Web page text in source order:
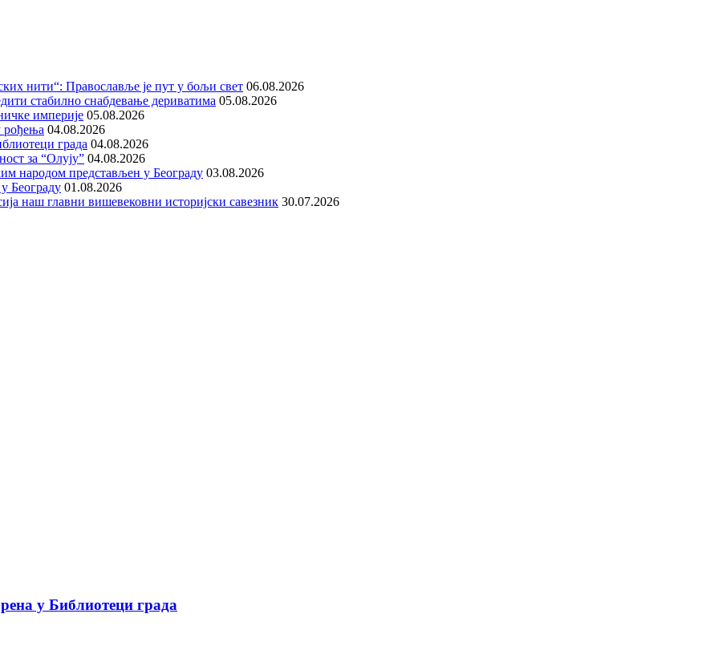
нити“: Православље је пут у бољи свет 06.08.2026
стабилно снабдевање дериватима 05.08.2026
империје 05.08.2026
04.08.2026
града 04.08.2026
за “Олују” 04.08.2026
народом представљен у Београду 03.08.2026
Београду 01.08.2026
наш главни вишевековни историјски савезник 30.07.2026
у Библиотеци града